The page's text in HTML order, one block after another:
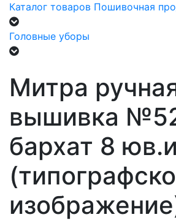
Каталог товаров Пошивочная
Головные уборы
Митра
вышивка
бархат 8